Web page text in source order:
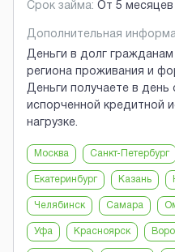
Срок займа: От 5 месяцев
Дополнительная
Деньги в долг
региона проживания и
Деньги получаете в
испорченной кредитной
нагрузке.
Москва Санкт-Петербург
Екатеринбург Казань
Челябинск Самара
Уфа Красноярск